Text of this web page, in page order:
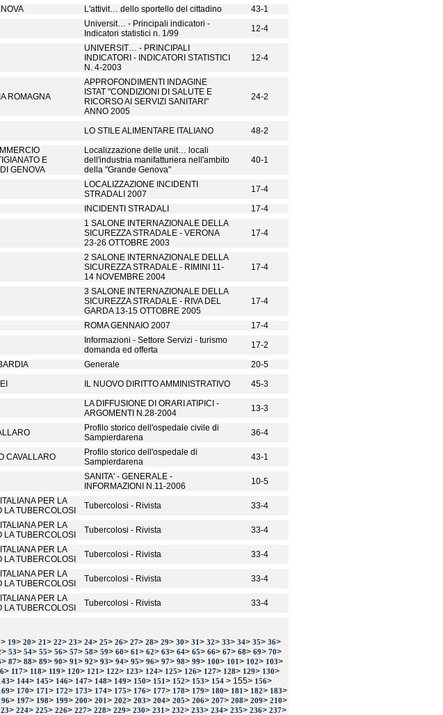
L'attivit… dello sportello del cittadino
43-1
Universit… - Principali indicatori -
Indicatori statistici n. 1/99
12-4
UNIVERSIT… - PRINCIPALI
INDICATORI - INDICATORI STATISTICI
N. 4-2003
12-4
ROMAGNA
APPROFONDIMENTI INDAGINE
ISTAT "CONDIZIONI DI SALUTE E
RICORSO AI SERVIZI SANITARI"
ANNO 2005
24-2
LO STILE ALIMENTARE ITALIANO 48-2
E
GENOVA
Localizzazione delle unit… locali
dell'industria manifatturiera nell'ambito
della "Grande Genova"
40-1
LOCALIZZAZIONE INCIDENTI
STRADALI 2007
17-4
INCIDENTI STRADALI 17-4
1 SALONE INTERNAZIONALE DELLA
SICUREZZA STRADALE - VERONA
23-26 OTTOBRE 2003
17-4
2 SALONE INTERNAZIONALE DELLA
SICUREZZA STRADALE - RIMINI 11-
14 NOVEMBRE 2004
17-4
3 SALONE INTERNAZIONALE DELLA
SICUREZZA STRADALE - RIVA DEL
GARDA 13-15 OTTOBRE 2005
17-4
ROMA GENNAIO 2007
17-4
Informazioni - Settore Servizi - turismo
domanda ed offerta
17-2
Generale
20-5
IL NUOVO DIRITTO AMMINISTRATIVO 45-3
LA DIFFUSIONE DI ORARI ATIPICI -
ARGOMENTI N.28-2004
13-3
Profilo storico dell'ospedale civile di
Sampierdarena
36-4
CAVALLARO
Profilo storico dell'ospedale di
Sampierdarena
43-1
SANITA' - GENERALE -
INFORMAZIONI N.11-2006
10-5
PER LA
LA TUBERCOLOSI
Tubercolosi - Rivista 33-4
PER LA
LA TUBERCOLOSI
Tubercolosi - Rivista 33-4
PER LA
LA TUBERCOLOSI
Tubercolosi - Rivista 33-4
PER LA
LA TUBERCOLOSI
Tubercolosi - Rivista 33-4
PER LA
LA TUBERCOLOSI
Tubercolosi - Rivista
33-4
> 19> 20> 21> 22> 23> 24> 25> 26> 27> 28> 29> 30> 31> 32> 33> 34> 35> 36>
> 53> 54> 55> 56> 57> 58> 59> 60> 61> 62> 63> 64> 65> 66> 67> 68> 69> 70>
> 87> 88> 89> 90> 91> 92> 93> 94> 95> 96> 97> 98> 99> 100> 101> 102> 103>
> 117> 118> 119> 120> 121> 122> 123> 124> 125> 126> 127> 128> 129> 130>
> 144> 145> 146> 147> 148> 149> 150> 151> 152> 153> 154 > 155> 156>
> 170> 171> 172> 173> 174> 175> 176> 177> 178> 179> 180> 181> 182> 183>
> 197> 198> 199> 200> 201> 202> 203> 204> 205> 206> 207> 208> 209> 210>
> 224> 225> 226> 227> 228> 229> 230> 231> 232> 233> 234> 235> 236> 237>